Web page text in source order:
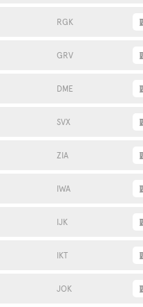
RGK
GRV
DME
SVX
ZIA
IWA
IJK
IKT
JOK